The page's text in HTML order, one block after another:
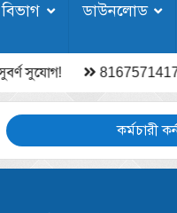
বিভাগ ডাউনলোড
কর্মচারী